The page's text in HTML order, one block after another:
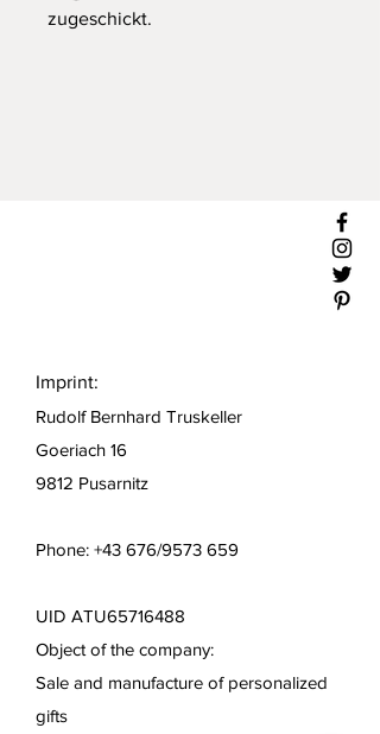
zugeschickt.
Imprint:
Rudolf Bernhard Truskeller
Goeriach 16
9812 Pusarnitz
Phone: +43 676/9573 659
UID ATU65716488
Object of the company:
Sale and manufacture of personalized
gifts